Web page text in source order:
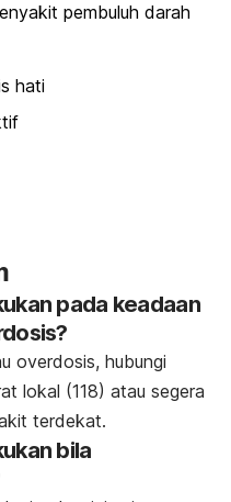
pembuluh darah
hati
pada keadaan
overdosis, hubungi
lokal (118) atau segera
terdekat.
bila